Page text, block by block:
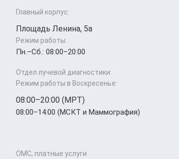
Главный корпус:
Площадь Ленина, 5а
Режим работы:
Пн.–Cб.: 08:00–20:00
Отдел лучевой диагностики:
Режим работы в Воскресенье:
08:00–20:00 (МРТ)
08:00–14:00 (МСКТ и Маммография)
ОМС, платные услуги